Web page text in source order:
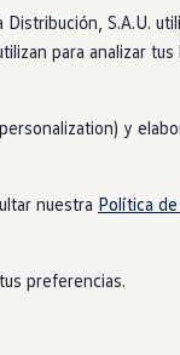
Information
causen
S.A.U.
para analizar
y
nuestra Política
preferencias.